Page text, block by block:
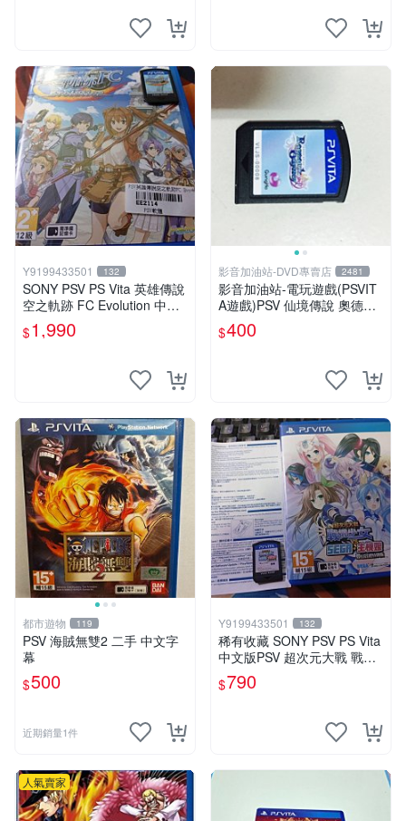
Y9199433501 132
SONY PSV PS Vita 英雄傳說
空之軌跡 FC Evolution 中文
版
$1,990
影音加油站-DVD專賣店 2481
影音加油站-電玩遊戲(PSVIT
A遊戲)PSV 仙境傳說 奧德賽
日版直購價400元/下標就賣
$400
都市遊物 119
PSV 海賊無雙2 二手 中文字
幕
$500
近期銷量1件
Y9199433501 132
稀有收藏 SONY PSV PS Vita
中文版PSV 超次元大戰 戰機
少女 VS Sega主機娘夢幻合
體特別版
$790
人氣賣家